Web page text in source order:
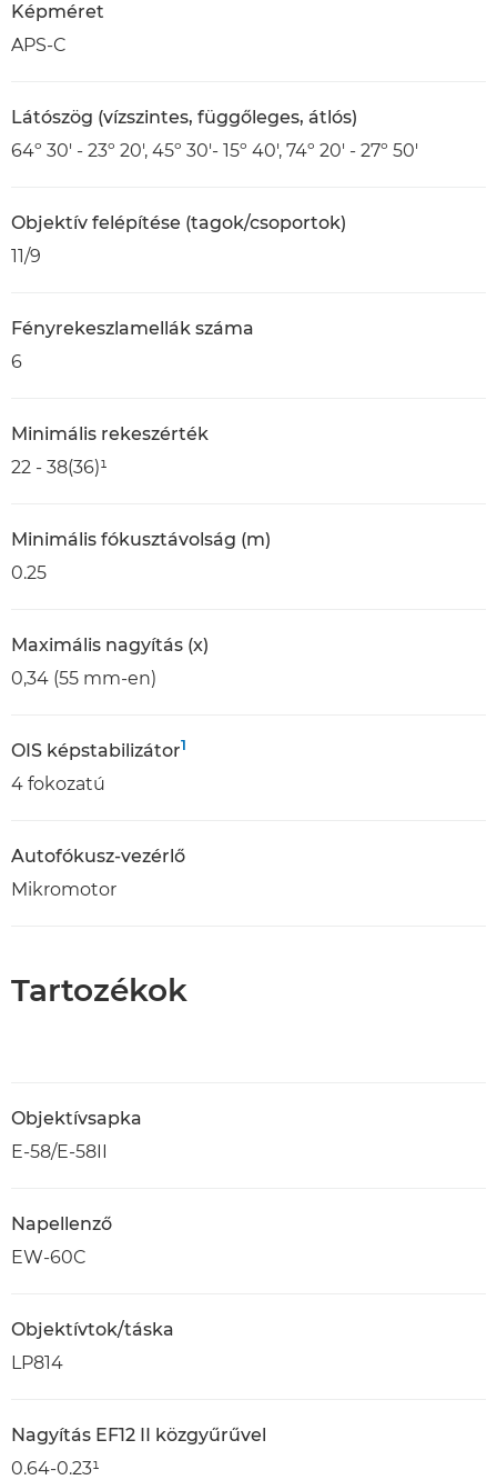
Képméret
APS-C
Látószög (vízszintes, függőleges, átlós)
64º 30' - 23º 20', 45º 30'- 15º 40', 74º 20' - 27º 50'
Objektív felépítése (tagok/csoportok)
11/9
Fényrekeszlamellák száma
6
Minimális rekeszérték
22 - 38(36)¹
Minimális fókusztávolság (m)
0.25
Maximális nagyítás (x)
0,34 (55 mm-en)
OIS képstabilizátor1
4 fokozatú
Autofókusz-vezérlő
Mikromotor
Tartozékok
Objektívsapka
E-58/E-58II
Napellenző
EW-60C
Objektívtok/táska
LP814
Nagyítás EF12 II közgyűrűvel
0.64-0.23¹